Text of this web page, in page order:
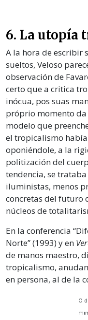
6. La utopía
A la hora de escribir
sueltos, Veloso
observación de
certo que a critica
inócua, pos suas
próprio momento
modelo que
el tropicalismo
oponiéndole, a la
politización del
tendencia, se
iluministas, menos
concretas del futuro
núcleos de
En la conferencia
Norte” (1993) y en
de manos maestro,
tropicalismo,
en persona, al de la
O